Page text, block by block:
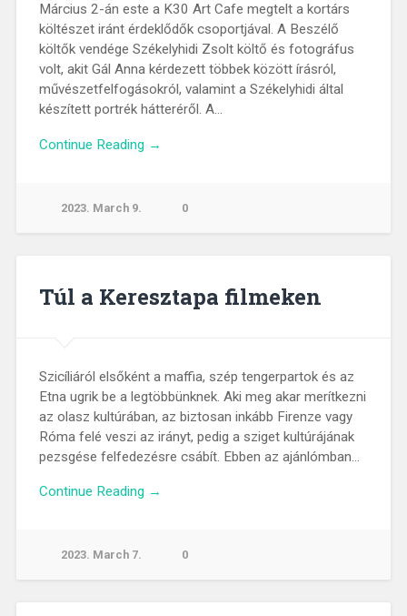
Március 2-án este a K30 Art Cafe megtelt a kortárs
költészet iránt érdeklődők csoportjával. A Beszélő
költők vendége Székelyhidi Zsolt költő és fotográfus
volt, akit Gál Anna kérdezett többek között írásról,
művészetfelfogásokról, valamint a Székelyhidi által
készített portrék hátteréről. A…
Continue Reading →
2023. March 9. 0
Túl a Keresztapa filmeken
Szicíliáról elsőként a maffia, szép tengerpartok és az
Etna ugrik be a legtöbbünknek. Aki meg akar merítkezni
az olasz kultúrában, az biztosan inkább Firenze vagy
Róma felé veszi az irányt, pedig a sziget kultúrájának
pezsgése felfedezésre csábít. Ebben az ajánlómban…
Continue Reading →
2023. March 7. 0